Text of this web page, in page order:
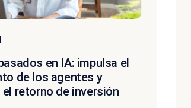
en IA: impulsa el
de los agentes y
el retorno de inversión